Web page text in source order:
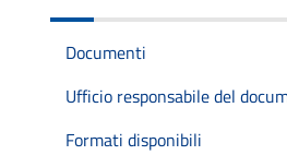
Documenti
Ufficio responsabile del
Formati disponibili